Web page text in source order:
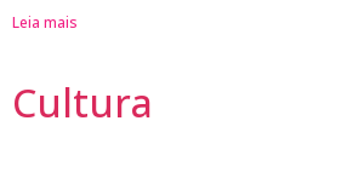
Leia mais
Cultura